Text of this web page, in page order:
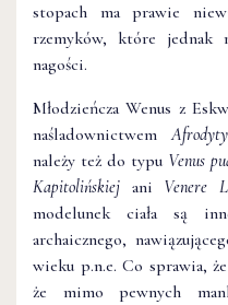
stopach ma prawie
rzemyków, które jednak
nagości.
Młodzieńcza Wenus z
naśladownictwem
należy też do typu Venus
Kapitolińskiej ani Venere
modelunek ciała są
archaicznego,
wieku p.n.e. Co sprawia,
że mimo pewnych